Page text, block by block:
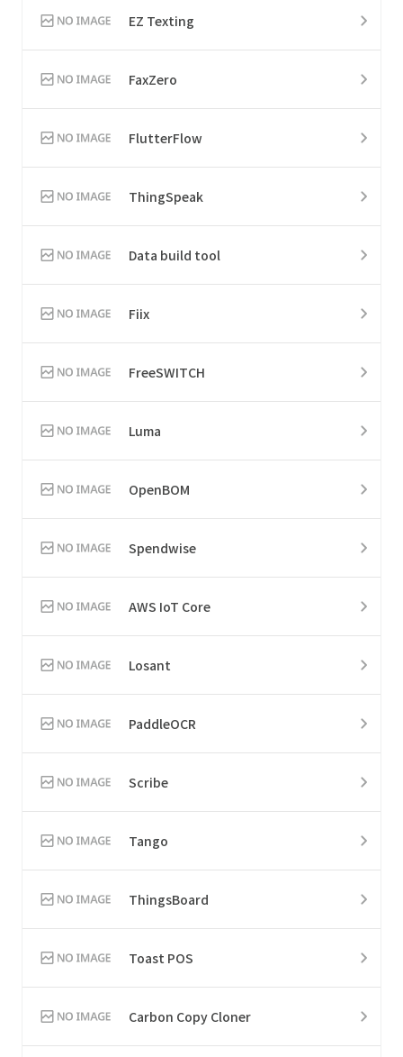
EZ Texting
FaxZero
FlutterFlow
ThingSpeak
Data build tool
Fiix
FreeSWITCH
Luma
OpenBOM
Spendwise
AWS IoT Core
Losant
PaddleOCR
Scribe
Tango
ThingsBoard
Toast POS
Carbon Copy Cloner